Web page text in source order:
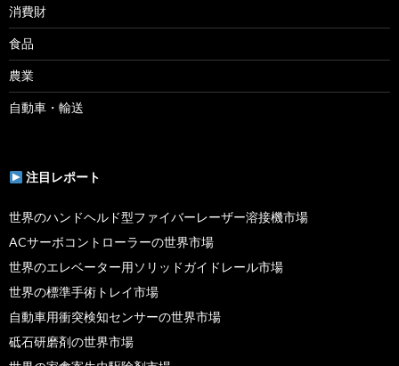
消費財
食品
農業
自動車・輸送
注目レポート
世界のハンドヘルド型ファイバーレーザー溶接機市場
ACサーボコントローラーの世界市場
世界のエレベーター用ソリッドガイドレール市場
世界の標準手術トレイ市場
自動車用衝突検知センサーの世界市場
砥石研磨剤の世界市場